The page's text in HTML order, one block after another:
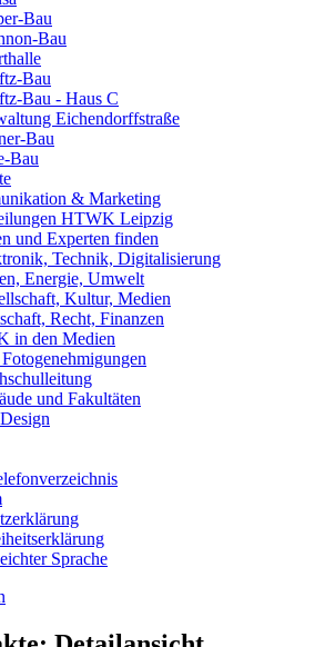
Bau
Bau
Bau
Bau - Haus C
Eichendorffstraße
Bau
Bau
& Marketing
HTWK Leipzig
und Experten finden
Technik, Digitalisierung
Energie, Umwelt
Kultur, Medien
Recht, Finanzen
in den Medien
und Fakultäten
Sprache